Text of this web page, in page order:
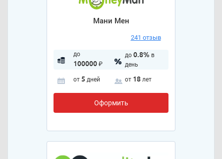
Мани Мен
241 отзыв
до
100000₽
до 0.8% в
день
от 5 дней от 18 лет
Оформить